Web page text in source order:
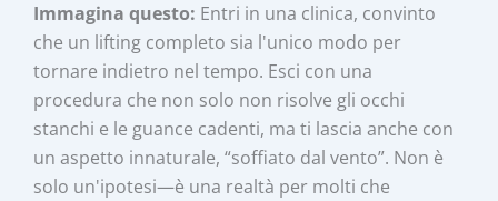
Immagina questo: Entri in una clinica, convinto
che un lifting completo sia l'unico modo per
tornare indietro nel tempo. Esci con una
procedura che non solo non risolve gli occhi
stanchi e le guance cadenti, ma ti lascia anche con
un aspetto innaturale, “soffiato dal vento”. Non è
solo un'ipotesi—è una realtà per molti che